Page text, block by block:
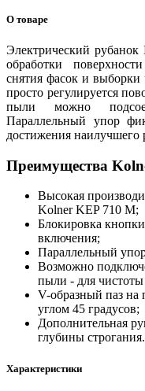
О товаре
Электрический
обработки
снятия фасок и выборки
просто регулируется
пыли можно
Параллельный упор
достижения наилучшего
Преимущества
Высокая
Kolner KEP 710 М;
Блокировка
включения;
Параллельный
Возможно
пыли - для чистоты
V-образный паз на
углом 45 градусов;
Дополнительная
глубины строгания.
Характеристики